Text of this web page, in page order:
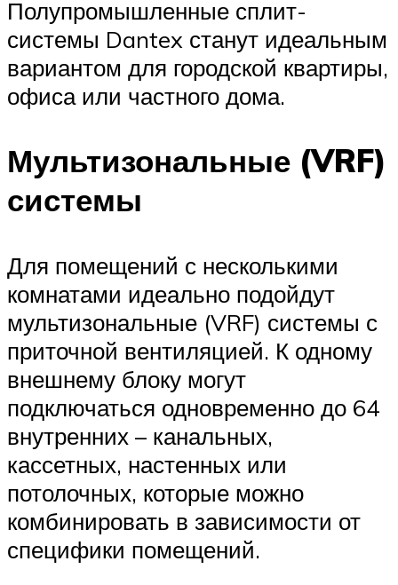
Полупромышленные сплит-
системы Dantex станут идеальным
вариантом для городской квартиры,
офиса или частного дома.
Мультизональные (VRF)
системы
Для помещений с несколькими
комнатами идеально подойдут
мультизональные (VRF) системы с
приточной вентиляцией. К одному
внешнему блоку могут
подключаться одновременно до 64
внутренних – канальных,
кассетных, настенных или
потолочных, которые можно
комбинировать в зависимости от
специфики помещений.